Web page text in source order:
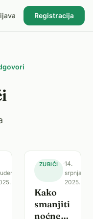
zdravljaBlog
Registracija
ZUBIĆI ·14.
srpnja
2025.
Kako
smanjiti
noćne